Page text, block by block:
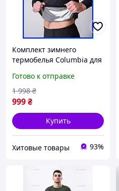
Комплект зимнего
термобелья Columbia для
термобелье Columbia
военное зсу д| ХИТОВЫЙ
Готово к отправке
999₴
1 998 ₴
Купить
Хитовые товары 93%